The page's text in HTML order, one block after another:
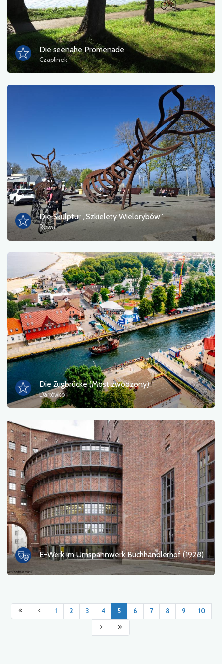
Die seenahe Promenade
Czaplinek
Die Skulptur „Szkielety Wielorybów”
Rewal
Die Zugbrücke (Most zwodzony)
Darłówko
E-Werk im Umspannwerk Buchhändlerhof (1928)
1 2 3 4 5 6 7 8 9 10